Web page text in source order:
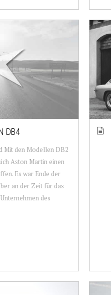
DB4
Mit den Modellen DB2
Aston Martin einen
Es war Ende der
an der Zeit für das
des